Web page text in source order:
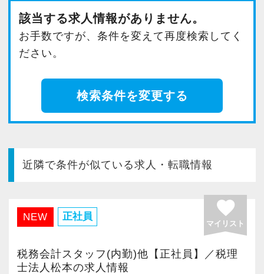
マイリスト
採用ご担当者様
該当する求人情報がありません。
お手数ですが、条件を変えて再度検索してく
ださい。
検索条件を変更する
近隣で条件が似ている求人・転職情報
NEW 正社員 favorite
マイリスト
税務会計スタッフ(内勤)他【正社員】／税理
士法人松本の求人情報